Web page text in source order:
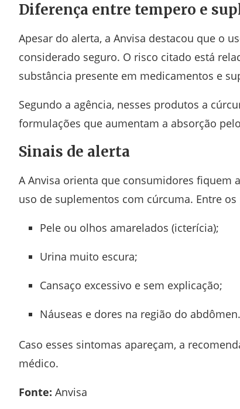
Diferença entre tempero e
Apesar do alerta, a Anvisa destacou que o
considerado seguro. O risco citado está
substância presente em medicamentos e
Segundo a agência, nesses produtos a
formulações que aumentam a absorção
Sinais de alerta
A Anvisa orienta que consumidores fiquem
uso de suplementos com cúrcuma. Entre
Pele ou olhos amarelados (icterícia);
Urina muito escura;
Cansaço excessivo e sem explicação;
Náuseas e dores na região do abdômen.
Caso esses sintomas apareçam, a
médico.
Fonte: Anvisa